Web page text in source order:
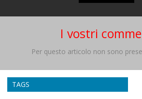
I vostri
Per questo articolo non sono
TAGS